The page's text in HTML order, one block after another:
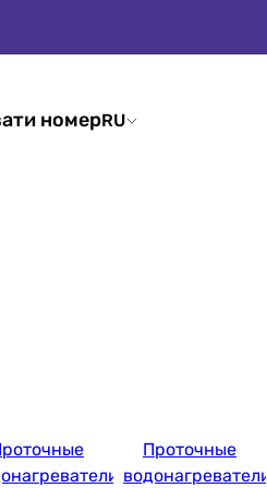
номерRU
Проточные
водонагреватели